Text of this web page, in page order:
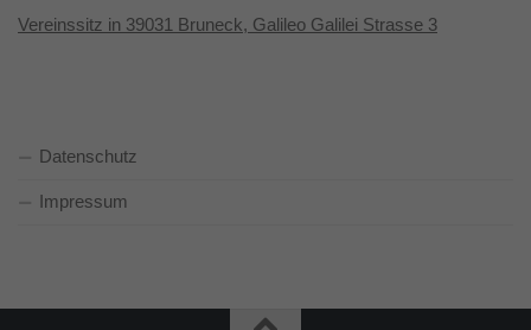
Vereinssitz in 39031 Bruneck, Galileo Galilei Strasse 3
Datenschutz
Impressum